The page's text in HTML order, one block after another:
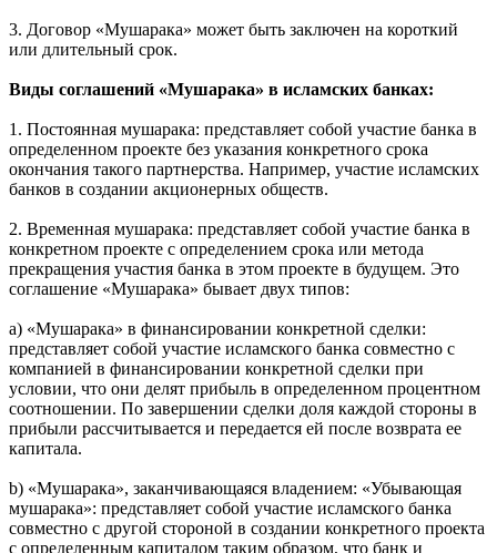
согласованной пропорции, однако убытки должны
распределяться пропорционально первоначальным
или длительный срок.
Виды соглашений «Мушарака» в исламских банках:
определенном проекте без указания конкретного срока
окончания такого партнерства. Например, участие исламских
банков в создании акционерных обществ.
конкретном проекте с определением срока или метода
прекращения участия банка в этом проекте в будущем. Это
соглашение «Мушарака» бывает двух типов:
a) «Мушарака» в финансировании конкретной сделки:
представляет собой участие исламского банка совместно с
компанией в финансировании конкретной сделки при
соотношении. По завершении сделки доля каждой стороны в
прибыли рассчитывается и передается ей после возврата ее
капитала.